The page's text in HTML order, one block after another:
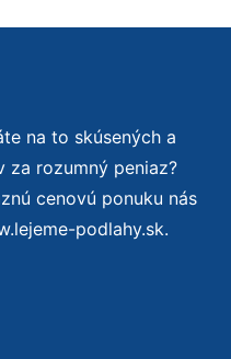
na to skúsených a
za rozumný peniaz?
cenovú ponuku nás
podlahy.sk.